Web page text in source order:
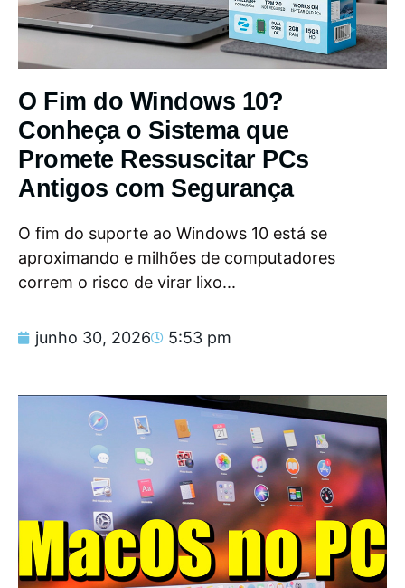
O Fim do Windows 10?
Conheça o Sistema que
Promete Ressuscitar PCs
Antigos com Segurança
O fim do suporte ao Windows 10 está se
aproximando e milhões de computadores
correm o risco de virar lixo...
junho 30, 2026 5:53 pm